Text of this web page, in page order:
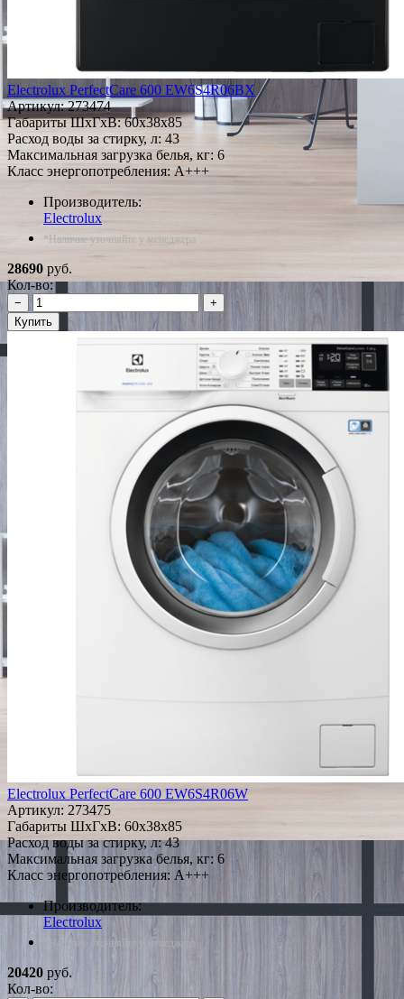
Electrolux PerfectCare 600 EW6S4R06BX
Артикул:273474
Габариты ШxГxВ: 60x38x85
Расход воды за стирку, л: 43
Максимальная загрузка белья, кг: 6
Класс энергопотребления: A+++
Производитель:
Electrolux
*Наличие уточняйте у менеджера
28690 руб.
Кол-во:
−
+
Купить
Electrolux PerfectCare 600 EW6S4R06W
Артикул: 273475
Габариты ШxГxВ: 60x38x85
Расход воды за стирку, л: 43
Максимальная загрузка белья, кг: 6
Класс энергопотребления: A+++
Производитель:
Electrolux
*Наличие уточняйте у менеджера
20420 руб.
Кол-во: